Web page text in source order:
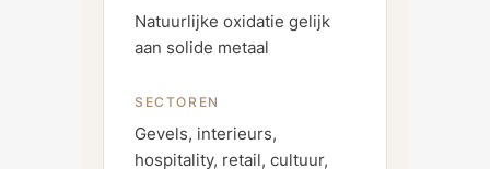
Natuurlijke oxidatie gelijk
aan solide metaal
SECTOREN
Gevels, interieurs,
hospitality, retail, cultuur,